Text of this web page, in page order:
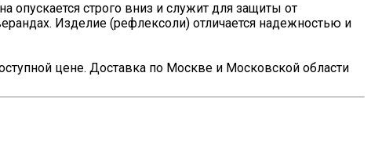
опускается строго вниз и служит для защиты от
Изделие (рефлексоли) отличается надежностью и
цене. Доставка по Москве и Московской области